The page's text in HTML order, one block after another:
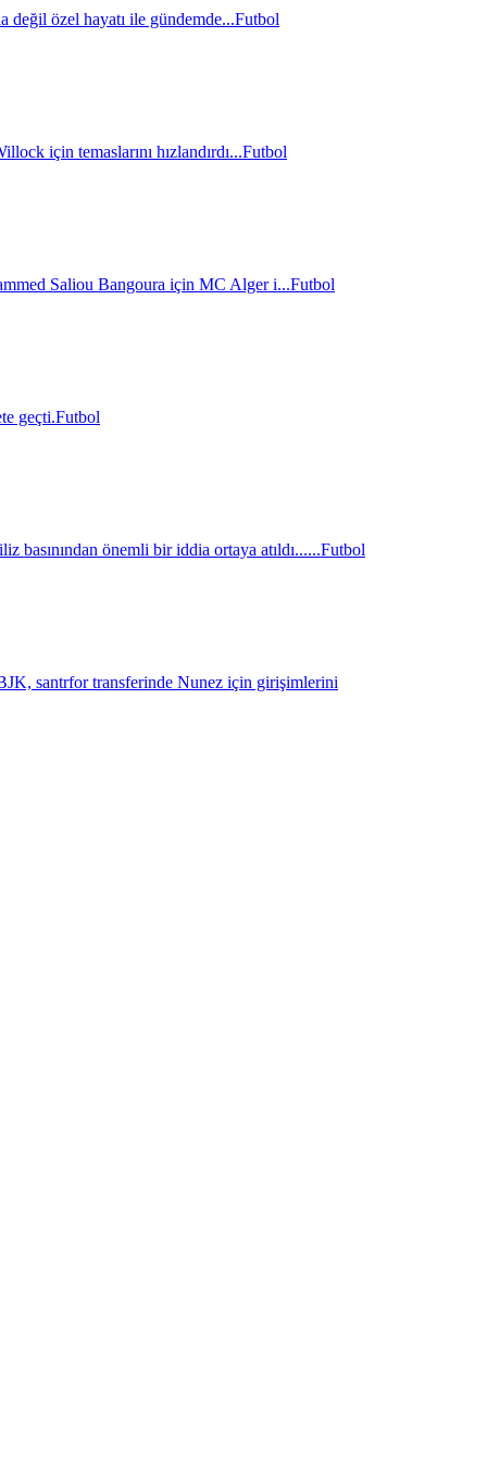
özel hayatı ile gündemde...Futbol
için temaslarını hızlandırdı...Futbol
Saliou Bangoura için MC Alger i...Futbol
geçti.Futbol
basınından önemli bir iddia ortaya atıldı......Futbol
santrfor transferinde Nunez için girişimlerini